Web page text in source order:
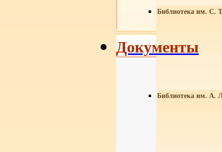
Библиотека им. С.
Библиотека им. А.
Документы